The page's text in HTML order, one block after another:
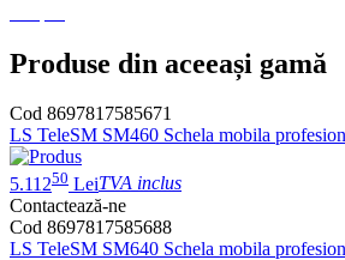
Produse din aceeași gamă
Cod 8697817585671
LS TeleSM SM460 Schela mobila
5.11250 LeiTVA inclus
Contactează-ne
Cod 8697817585688
LS TeleSM SM640 Schela mobila